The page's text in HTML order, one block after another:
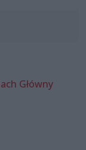
Główny